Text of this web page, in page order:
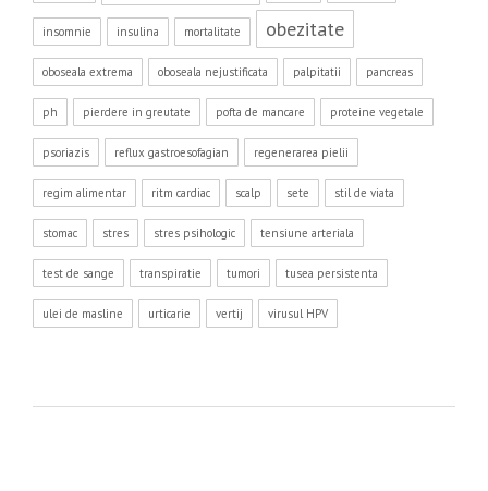
insomnie insulina mortalitate obezitate
oboseala extrema oboseala nejustificata palpitatii pancreas
ph pierdere in greutate pofta de mancare proteine vegetale
psoriazis reflux gastroesofagian regenerarea pielii
regim alimentar ritm cardiac scalp sete stil de viata
stomac stres stres psihologic tensiune arteriala
test de sange transpiratie tumori tusea persistenta
ulei de masline urticarie vertij virusul HPV